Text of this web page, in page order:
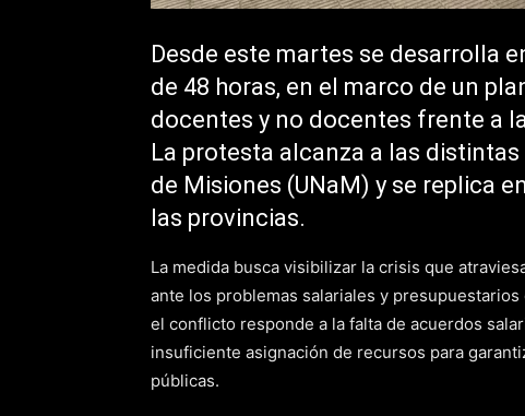
Desde este martes se desarrolla
de 48 horas, en el marco de un
docentes y no docentes frente a
La protesta alcanza a las
de Misiones (UNaM) y se replica
las provincias.
La medida busca visibilizar la crisis que
ante los problemas salariales y
el conflicto responde a la falta de acuerdos
insuficiente asignación de recursos para
públicas.